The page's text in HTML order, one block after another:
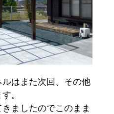
はまた次回、その他
。
ましたのでこのまま